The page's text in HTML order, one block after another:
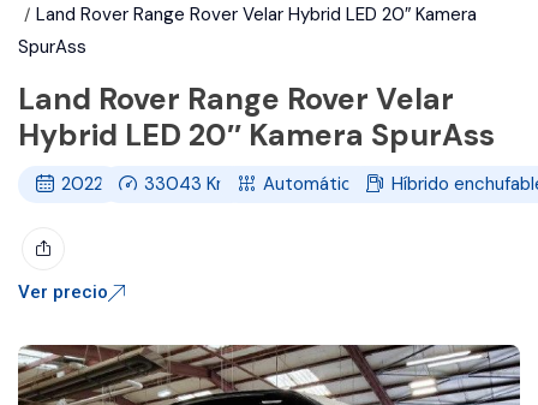
Land Rover Range Rover Velar Hybrid LED 20″ Kamera
SpurAss
Land Rover Range Rover Velar
Hybrid LED 20″ Kamera SpurAss
2022 33043 Km Automático Híbrido
Ver precio